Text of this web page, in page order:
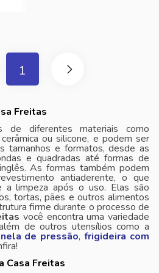
1
Freitas
de diferentes materiais como
ou silicone, e podem ser
tamanhos e formatos, desde as
e quadradas até formas de
As formas também podem
antiaderente, o que
a limpeza após o uso. Elas são
tortas, pães e outros alimentos
firme durante o processo de
você encontra uma variedade
de outros utensílios como a
de pressão,frigideira com
Casa Freitas